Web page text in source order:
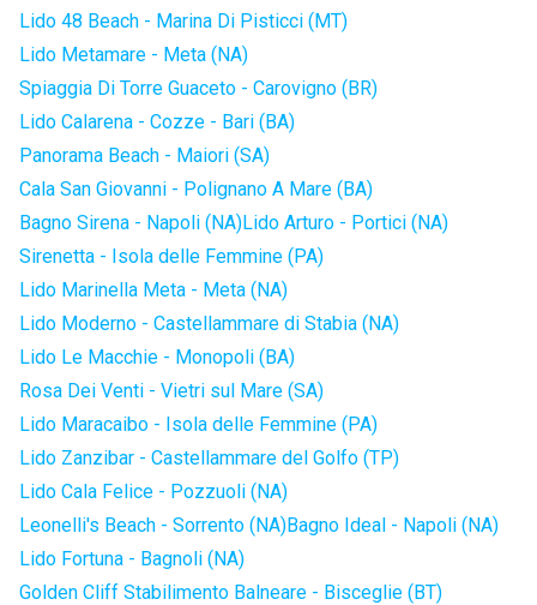
Lido 48 Beach - Marina Di Pisticci (MT)
Lido Metamare - Meta (NA)
Spiaggia Di Torre Guaceto - Carovigno (BR)
Lido Calarena - Cozze - Bari (BA)
Panorama Beach - Maiori (SA)
Cala San Giovanni - Polignano A Mare (BA)
Bagno Sirena - Napoli (NA)Lido Arturo - Portici (NA)
Sirenetta - Isola delle Femmine (PA)
Lido Marinella Meta - Meta (NA)
Lido Moderno - Castellammare di Stabia (NA)
Lido Le Macchie - Monopoli (BA)
Rosa Dei Venti - Vietri sul Mare (SA)
Lido Maracaibo - Isola delle Femmine (PA)
Lido Zanzibar - Castellammare del Golfo (TP)
Lido Cala Felice - Pozzuoli (NA)
Leonelli's Beach - Sorrento (NA)Bagno Ideal - Napoli (NA)
Lido Fortuna - Bagnoli (NA)
Golden Cliff Stabilimento Balneare - Bisceglie (BT)